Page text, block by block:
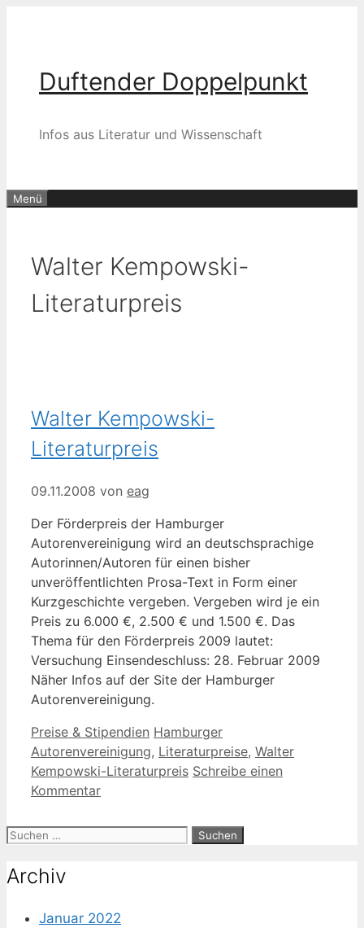
Duftender Doppelpunkt
Infos aus Literatur und Wissenschaft
Menü
Walter Kempowski-
Literaturpreis
Walter Kempowski-
Literaturpreis
09.11.2008 von eag
Der Förderpreis der Hamburger
Autorenvereinigung wird an deutschsprachige
Autorinnen/Autoren für einen bisher
unveröffentlichten Prosa-Text in Form einer
Kurzgeschichte vergeben. Vergeben wird je ein
Preis zu 6.000 €, 2.500 € und 1.500 €. Das
Thema für den Förderpreis 2009 lautet:
Versuchung Einsendeschluss: 28. Februar 2009
Näher Infos auf der Site der Hamburger
Autorenvereinigung.
Kategorien
Preise & Stipendien Schlagwörter
Hamburger
Autorenvereinigung, Literaturpreise, Walter
Kempowski-Literaturpreis Schreibe einen
Kommentar
Suche
Archiv
Januar 2022